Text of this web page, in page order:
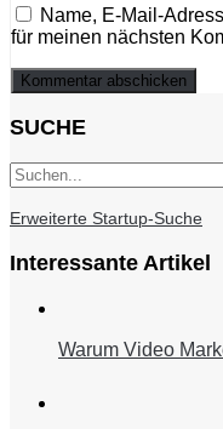
Name, E-Mail-
für meinen nächsten
SUCHE
Erweiterte Startup-Suche
Interessante Artikel
Warum Video